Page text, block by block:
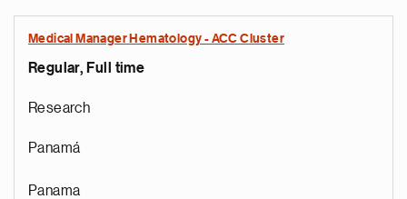
Medical Manager Hematology - ACC Cluster
Regular, Full time
Research
Panamá
Panama